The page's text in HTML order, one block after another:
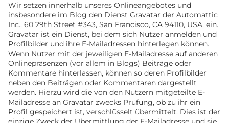
Wir setzen innerhalb unseres Onlineangebotes und
insbesondere im Blog den Dienst Gravatar der Automattic
Inc., 60 29th Street #343, San Francisco, CA 94110, USA, ein.
Gravatar ist ein Dienst, bei dem sich Nutzer anmelden und
Profilbilder und ihre E-Mailadressen hinterlegen können.
Wenn Nutzer mit der jeweiligen E-Mailadresse auf anderen
Onlinepräsenzen (vor allem in Blogs) Beiträge oder
Kommentare hinterlassen, können so deren Profilbilder
neben den Beiträgen oder Kommentaren dargestellt
werden. Hierzu wird die von den Nutzern mitgeteilte E-
Mailadresse an Gravatar zwecks Prüfung, ob zu ihr ein
Profil gespeichert ist, verschlüsselt übermittelt. Dies ist der